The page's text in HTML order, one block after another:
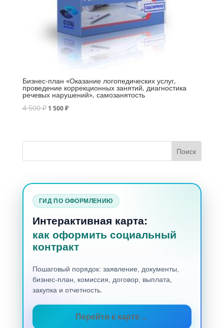
Бизнес-план «Оказание логопедических услуг,
проведение коррекционных занятий, диагностика
речевых нарушений», самозанятость
4 500₽ 1 500₽
ГИД ПО ОФОРМЛЕНИЮ
Интерактивная карта:
как оформить социальный
контракт
Пошаговый порядок: заявление, документы,
бизнес-план, комиссия, договор, выплата,
закупка и отчетность.
Перейти к карте